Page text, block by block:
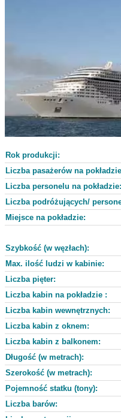
Rok produkcji:
Liczba pasażerów na
Liczba personelu na pokładzie:
Liczba podróżujących/
Miejsce na pokładzie:
Szybkość (w węzłach):
Max. ilość ludzi w kabinie:
Liczba pięter:
Liczba kabin na pokładzie :
Liczba kabin wewnętrznych:
Liczba kabin z oknem:
Liczba kabin z balkonem:
Długość (w metrach):
Szerokość (w metrach):
Pojemność statku (tony):
Liczba barów: